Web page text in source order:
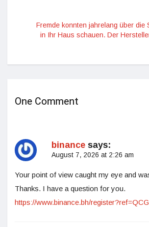
Fremde konnten jahrelang über die
in Ihr Haus schauen. Der
One Comment
binance says:
August 7, 2026 at 2:26 am
Your point of view caught my eye and
Thanks. I have a question for you.
https://www.binance.bh/